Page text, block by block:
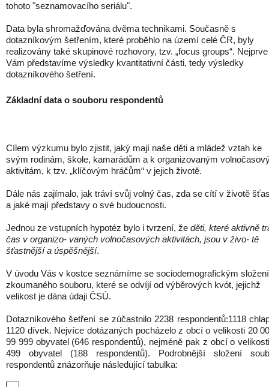
tohoto "seznamovacího seriálu".
Data byla shromažďována dvěma technikami. Současně s
dotazníkovým šetřením, které proběhlo na území celé ČR, byly
realizovány také skupinové rozhovory, tzv. „focus groups“. Nejprve
Vám představíme výsledky kvantitativní části, tedy výsledky
dotazníkového šetření.
Základní data o souboru respondentů
Cílem výzkumu bylo zjistit, jaký mají naše děti a mládež vztah ke
svým rodinám, škole, kamarádům a k organizovaným
aktivitám, k tzv. „klíčovým hráčům“ v jejich životě.
Dále nás zajímalo, jak tráví svůj volný čas, zda se cítí v životě
a jaké mají představy o své budoucnosti.
Jednou ze vstupních hypotéz bylo i tvrzení, že děti, které aktivně
čas v organizo- vaných volnočasových aktivitách, jsou v živo- tě
šťastnější a úspěšnější.
V úvodu Vás v kostce seznámíme se sociodemografickým
zkoumaného souboru, které se odvíjí od výběrových kvót, jejichž
velikost je dána údaji ČSÚ.
Dotazníkového šetření se zúčastnilo 2238 respondentů:1118
1120 dívek. Nejvíce dotázaných pocházelo z obcí o velikosti 20
99 999 obyvatel (646 respondentů), nejméně pak z obcí o
499 obyvatel (188 respondentů). Podrobnější složení
respondentů znázorňuje následující tabulka: